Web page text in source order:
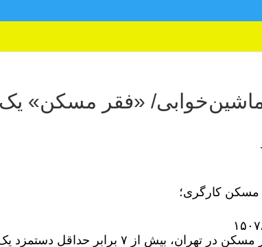
ماشین‌خوابی/ «فقر مسکن»
مسکن کارگری؛